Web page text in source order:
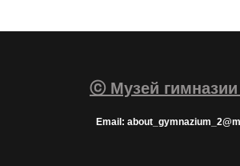
ⓒ Музей
Email: